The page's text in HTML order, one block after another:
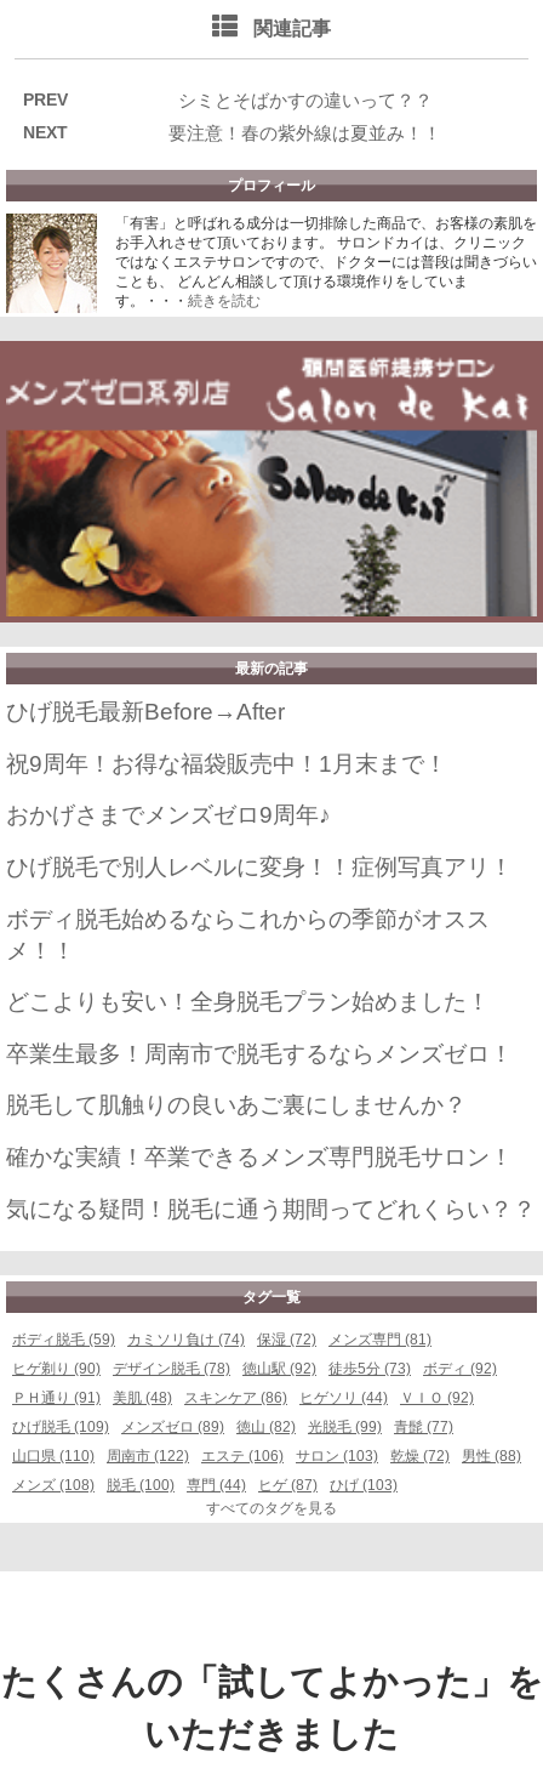
関連記事
PREV シミとそばかすの違いって？？
NEXT 要注意！春の紫外線は夏並み！！
プロフィール
「有害」と呼ばれる成分は一切排除した商品で、お客様の素肌を
お手入れさせて頂いております。
サロンドカイは、クリニック
ではなくエステサロンですので、ドクターには普段は聞きづらい
ことも、 どんどん相談して頂ける環境作りをしていま
す。・・・ 続きを読む
最新の記事
ひげ脱毛最新Before→After
祝9周年！お得な福袋販売中！1月末まで！
おかげさまでメンズゼロ9周年♪
ひげ脱毛で別人レベルに変身！！症例写真アリ！
ボディ脱毛始めるならこれからの季節がオスス
メ！！
どこよりも安い！全身脱毛プラン始めました！
卒業生最多！周南市で脱毛するならメンズゼロ！
脱毛して肌触りの良いあご裏にしませんか？
確かな実績！卒業できるメンズ専門脱毛サロン！
気になる疑問！脱毛に通う期間ってどれくらい？？
タグ一覧
ボディ脱毛 (59) カミソリ負け (74) 保湿 (72)
メンズ専門 (81)
ヒゲ剃り (90)
デザイン脱毛 (78) 徳山駅 (92) 徒歩5分 (73)
ボディ (92)
ＰＨ通り (91)
美肌 (48) スキンケア (86) ヒゲソリ (44)
ＶＩＯ (92)
ひげ脱毛 (109)
メンズゼロ (89) 徳山 (82) 光脱毛 (99)
青髭 (77)
山口県 (110)
周南市 (122) エステ (106) サロン (103) 乾燥 (72)
男性 (88)
メンズ (108)
脱毛 (100) 専門 (44) ヒゲ (87)
ひげ (103)
すべてのタグを見る
たくさんの「試してよかった」を
いただきました